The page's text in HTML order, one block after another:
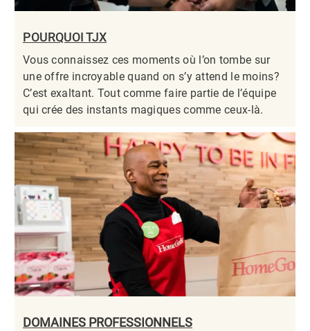
POURQUOI TJX
Vous connaissez ces moments où l’on tombe sur
une offre incroyable quand on s’y attend le moins?
C’est exaltant. Tout comme faire partie de l’équipe
qui crée des instants magiques comme ceux-là.​​​​​​​
DOMAINES PROFESSIONNELS